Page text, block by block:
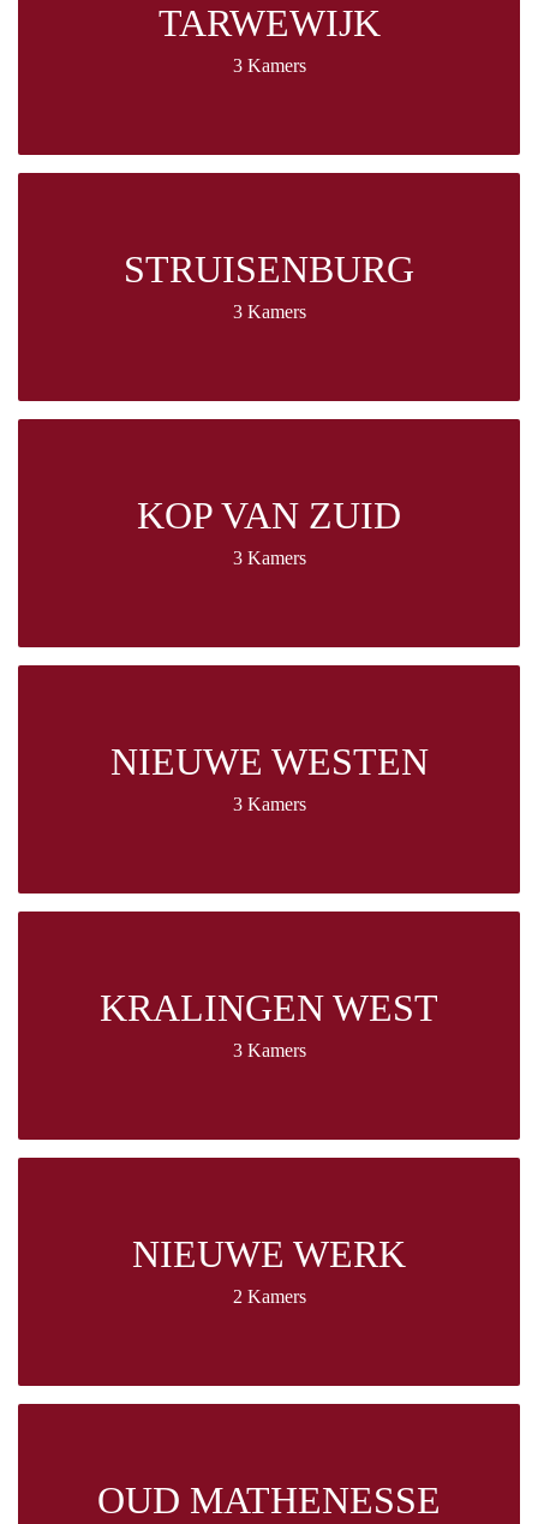
TARWEWIJK
3 Kamers
STRUISENBURG
3 Kamers
KOP VAN ZUID
3 Kamers
NIEUWE WESTEN
3 Kamers
KRALINGEN WEST
3 Kamers
NIEUWE WERK
2 Kamers
OUD MATHENESSE